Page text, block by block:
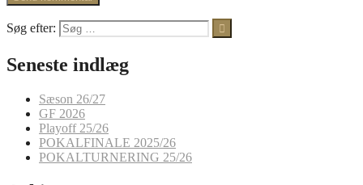
Søg efter:
Seneste indlæg
Sæson 26/27
GF 2026
Playoff 25/26
POKALFINALE 2025/26
POKALTURNERING 25/26